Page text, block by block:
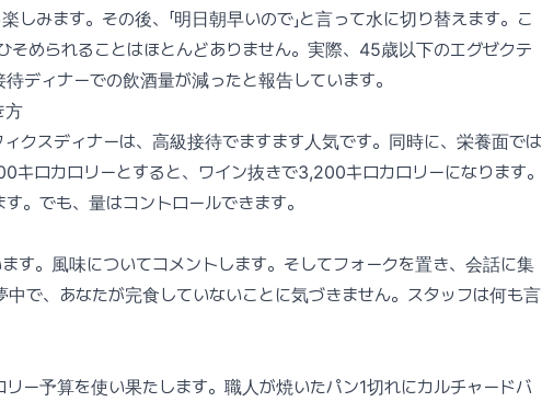
しみます。その後、「明日朝早いので」と言って水に切り替えます。こ
められることはほとんどありません。実際、45歳以下のエグゼクテ
ディナーでの飲酒量が減ったと報告しています。
方
クスディナーは、高級接待でますます人気です。同時に、栄養面では
キロカロリーとすると、ワイン抜きで3,200キロカロリーになります。
。でも、量はコントロールできます。
す。風味についてコメントします。そしてフォークを置き、会話に集
で、あなたが完食していないことに気づきません。スタッフは何も言
ー予算を使い果たします。職人が焼いたパン1切れにカルチャードバ